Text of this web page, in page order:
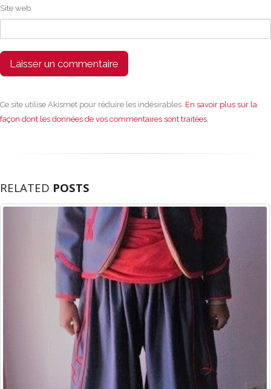
Site web
Ce site utilise Akismet pour réduire les indésirables. En savoir plus sur la
façon dont les données de vos commentaires sont traitées.
RELATED POSTS